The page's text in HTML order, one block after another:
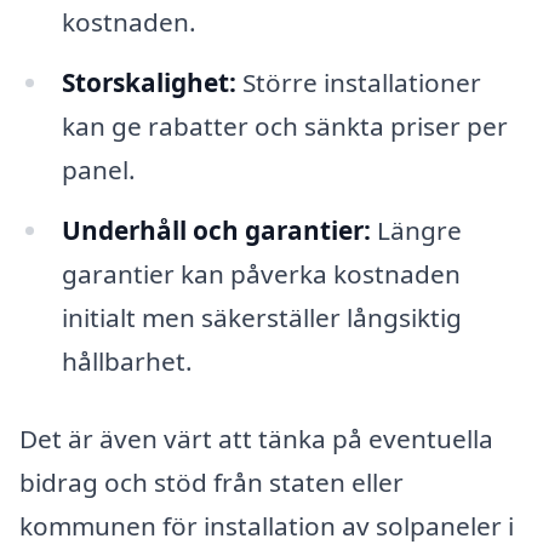
kostnaden.
Storskalighet: Större installationer
kan ge rabatter och sänkta priser per
panel.
Underhåll och garantier: Längre
garantier kan påverka kostnaden
initialt men säkerställer långsiktig
hållbarhet.
Det är även värt att tänka på eventuella
bidrag och stöd från staten eller
kommunen för installation av solpaneler i